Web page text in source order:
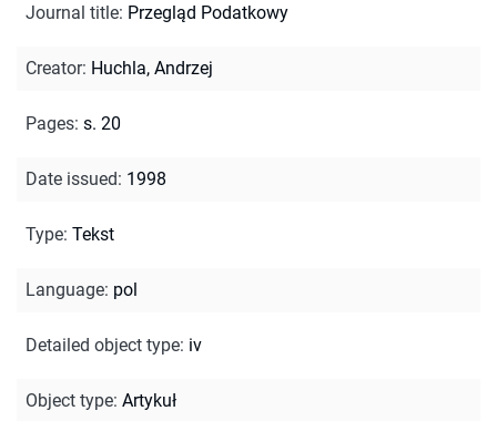
Journal title: Przegląd Podatkowy
Creator: Huchla, Andrzej
Pages: s. 20
Date issued: 1998
Type: Tekst
Language: pol
Detailed object type: iv
Object type: Artykuł